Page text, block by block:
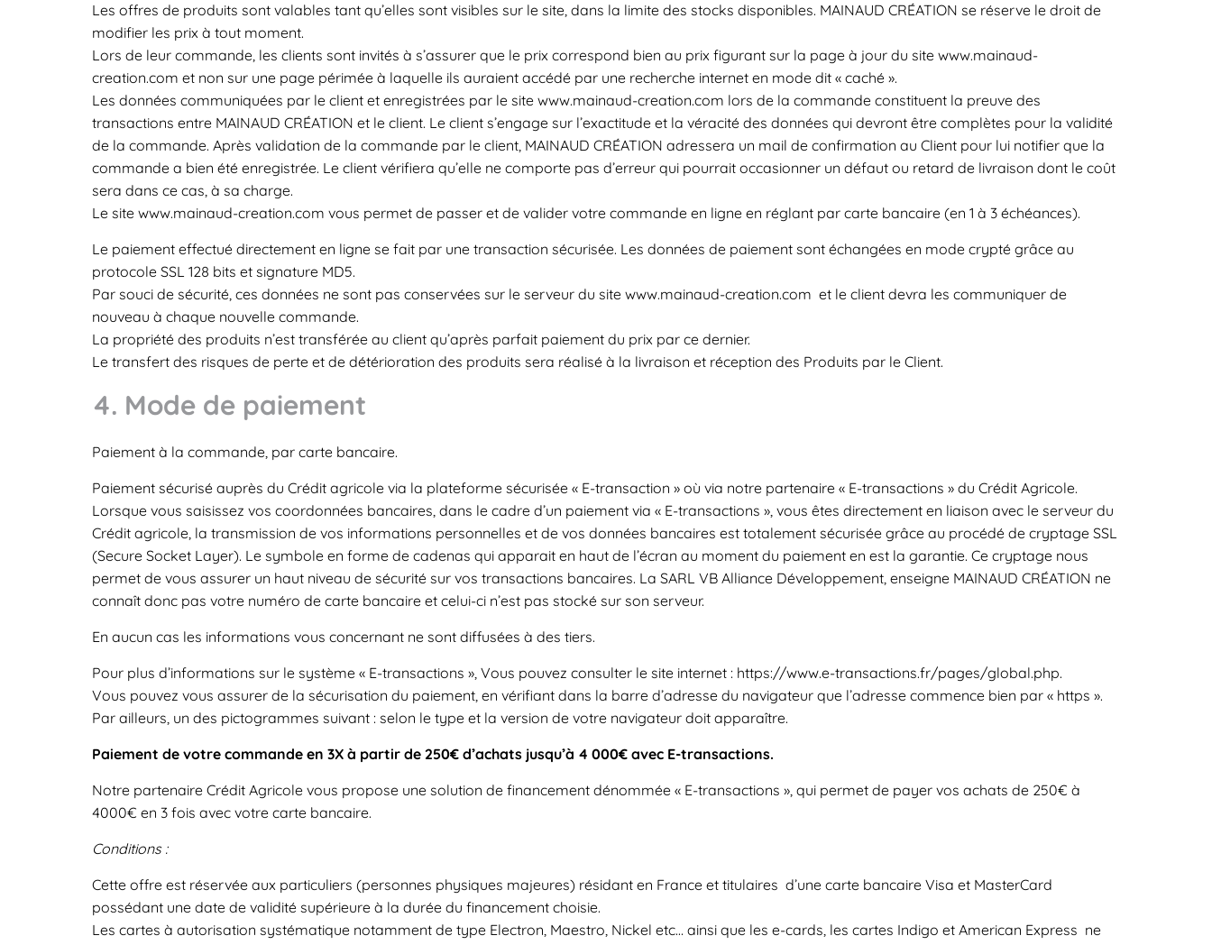
Les offres de produits sont valables tant qu’elles sont visibles sur le site, dans la limite des stocks disponibles. MAINAUD CRÉATION se réserve le droit de
modifier les prix à tout moment.
Lors de leur commande, les clients sont invités à s’assurer que le prix correspond bien au prix figurant sur la page à jour du site www.mainaud-
creation.com et non sur une page périmée à laquelle ils auraient accédé par une recherche internet en mode dit « caché ».
Les données communiquées par le client et enregistrées par le site www.mainaud-creation.com lors de la commande constituent la preuve des
transactions entre MAINAUD CRÉATION et le client. Le client s’engage sur l’exactitude et la véracité des données qui devront être complètes pour la validité
de la commande. Après validation de la commande par le client, MAINAUD CRÉATION adressera un mail de confirmation au Client pour lui notifier que la
commande a bien été enregistrée. Le client vérifiera qu’elle ne comporte pas d’erreur qui pourrait occasionner un défaut ou retard de livraison dont le coût
sera dans ce cas, à sa charge.
Le site www.mainaud-creation.com vous permet de passer et de valider votre commande en ligne en réglant par carte bancaire (en 1 à 3 échéances).
Le paiement effectué directement en ligne se fait par une transaction sécurisée. Les données de paiement sont échangées en mode crypté grâce au
protocole SSL 128 bits et signature MD5.
Par souci de sécurité, ces données ne sont pas conservées sur le serveur du site www.mainaud-creation.com et le client devra les communiquer de
nouveau à chaque nouvelle commande.
La propriété des produits n’est transférée au client qu’après parfait paiement du prix par ce dernier.
Le transfert des risques de perte et de détérioration des produits sera réalisé à la livraison et réception des Produits par le Client.
4. Mode de paiement
Paiement à la commande, par carte bancaire.
Paiement sécurisé auprès du Crédit agricole via la plateforme sécurisée « E-transaction » où via notre partenaire « E-transactions » du Crédit Agricole.
Lorsque vous saisissez vos coordonnées bancaires, dans le cadre d’un paiement via « E-transactions », vous êtes directement en liaison avec le serveur du
Crédit agricole, la transmission de vos informations personnelles et de vos données bancaires est totalement sécurisée grâce au procédé de cryptage SSL
(Secure Socket Layer). Le symbole en forme de cadenas qui apparait en haut de l’écran au moment du paiement en est la garantie. Ce cryptage nous
permet de vous assurer un haut niveau de sécurité sur vos transactions bancaires. La SARL VB Alliance Développement, enseigne MAINAUD CRÉATION ne
connaît donc pas votre numéro de carte bancaire et celui-ci n’est pas stocké sur son serveur.
En aucun cas les informations vous concernant ne sont diffusées à des tiers.
Pour plus d’informations sur le système « E-transactions », Vous pouvez consulter le site internet : https://www.e-transactions.fr/pages/global.php.
Vous pouvez vous assurer de la sécurisation du paiement, en vérifiant dans la barre d’adresse du navigateur que l’adresse commence bien par « https ».
Par ailleurs, un des pictogrammes suivant : selon le type et la version de votre navigateur doit apparaître.
Paiement de votre commande en 3X à partir de 250€ d’achats jusqu’à 4 000€ avec E-transactions.
Notre partenaire Crédit Agricole vous propose une solution de financement dénommée « E-transactions », qui permet de payer vos achats de 250€ à
4000€ en 3 fois avec votre carte bancaire.
Conditions :
Cette offre est réservée aux particuliers (personnes physiques majeures) résidant en France et titulaires d’une carte bancaire Visa et MasterCard
possédant une date de validité supérieure à la durée du financement choisie.
Les cartes à autorisation systématique notamment de type Electron, Maestro, Nickel etc… ainsi que les e-cards, les cartes Indigo et American Express ne